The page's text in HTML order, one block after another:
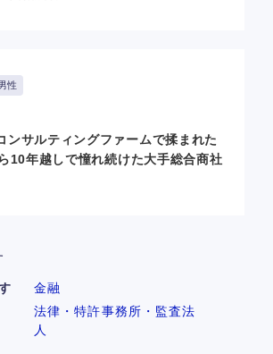
性
ンサルティングファームで揉まれた
10年越しで憧れ続けた大手総合商社
金融
法律・特許事務所・監査法
人